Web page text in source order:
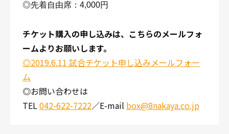
◎先着自由席：4,000円
チケット購入の申し込みは、こちらのメールフォ
ームよりお願いします。
◎2019.6.11 試合チケット申し込みメールフォー
ム
◎お問い合わせは
TEL042-622-7222／E-mail box@8nakaya.co.jp